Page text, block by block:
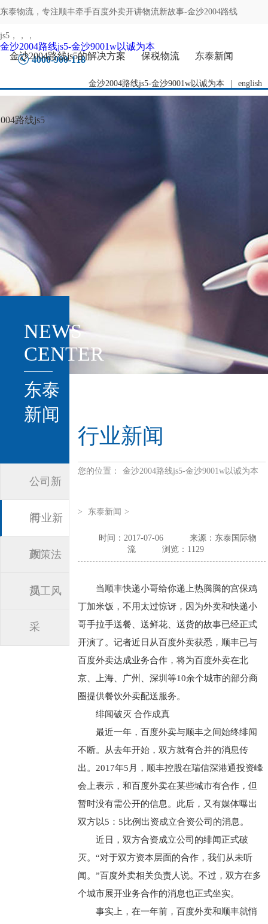
东泰物流，专注顺丰牵手百度外卖开讲物流新故事-金沙2004路线
js5 ，，，
4000-900-118
金沙2004路线js5-金沙9001w以诚为本 english
金沙2004路线js5-金沙9001w以诚为本
金沙2004路线js5的解决方案
保税物流 东泰新闻
路线js5
NEWS
CENTER
东泰
新闻
公司新
闻
行业新
闻
政策法
规
员工风
采
行业新闻
您的位置： 金沙2004路线js5-金沙9001w以诚为本
> 东泰新闻 >
时间：2017-07-06
来源：东泰国际物
流
浏览：1129
当顺丰快递小哥给你递上热腾腾的宫保鸡
丁加米饭，不用太过惊讶，因为外卖和快递小
哥手拉手送餐、送鲜花、送货的故事已经正式
开演了。记者近日从百度外卖获悉，顺丰已与
百度外卖达成业务合作，将为百度外卖在北
京、上海、广州、深圳等10余个城市的部分商
圈提供餐饮外卖配送服务。
绯闻破灭 合作成真
最近一年，百度外卖与顺丰之间始终绯闻
不断。从去年开始，双方就有合并的消息传
出。2017年5月，顺丰控股在瑞信深港通投资峰
会上表示，和百度外卖在某些城市有合作，但
暂时没有需公开的信息。此后，又有媒体曝出
双方以5：5比例出资成立合资公司的消息。
近日，双方合资成立公司的绯闻正式破
灭。“对于双方资本层面的合作，我们从未听
闻。”百度外卖相关负责人说。不过，双方在多
个城市展开业务合作的消息也正式坐实。
事实上，在一年前，百度外卖和顺丰就悄